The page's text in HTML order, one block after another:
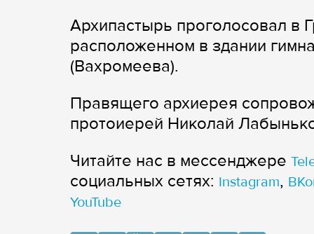
Архипастырь проголосовал в
расположенном в здании
(Вахромеева).
Правящего архиерея
протоиерей Николай
Читайте нас в мессенджере
cоциальных сетях: Instagram,
YouTube